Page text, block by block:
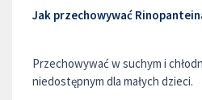
Jak przechowywać
Przechowywać w suchym i
niedostępnym dla małych dzieci.